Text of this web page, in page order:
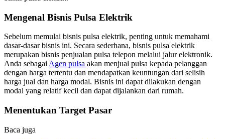
Mengenal Bisnis Pulsa Elektrik
Sebelum memulai bisnis pulsa elektrik, penting untuk memahami
dasar-dasar bisnis ini. Secara sederhana, bisnis pulsa elektrik
merupakan bisnis penjualan pulsa telepon melalui jalur elektronik.
Anda sebagai Agen pulsa akan menjual pulsa kepada pelanggan
dengan harga tertentu dan mendapatkan keuntungan dari selisih
harga jual dan harga modal. Bisnis ini dapat dilakukan dengan
modal yang relatif kecil dan dapat dijalankan dari rumah.
Menentukan Target Pasar
Baca juga